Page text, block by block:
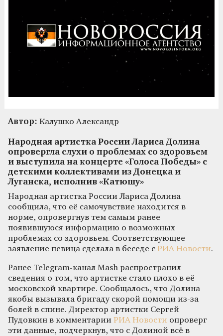
Автор: Калушко Александр
Народная артистка России Лариса Долина
опровергла слухи о проблемах со здоровьем
и выступила на концерте «Голоса Победы» с
детскими коллективами из Донецка и
Луганска, исполнив «Катюшу»
Народная артистка России Лариса Долина
сообщила, что её самочувствие находится в
норме, опровергнув тем самым ранее
появившуюся информацию о возможных
проблемах со здоровьем. Соответствующее
заявление певица сделала в беседе с РИА Новости.
Ранее Telegram-канал Mash распространил
сведения о том, что артистке стало плохо в её
московской квартире. Сообщалось, что Долина
якобы вызывала бригаду скорой помощи из-за
болей в спине. Директор артистки Сергей
Пудовкин в комментарии РИА Новости опроверг
эти данные, подчеркнув, что с Долиной всё в